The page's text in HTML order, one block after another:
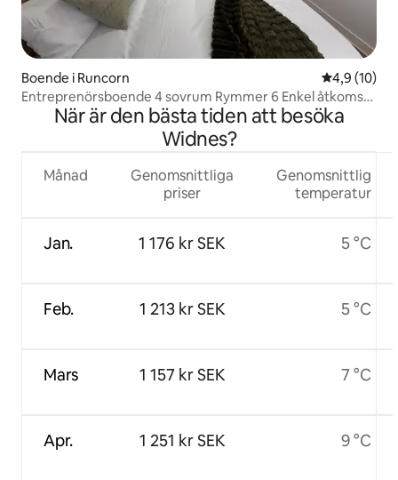
Boende i Runcorn 4,9 av 5 i
4,9 (10)
Entreprenörsboende 4 sovrum Rymmer 6 Enkel åtkomst
och parkering
När är den bästa tiden att besöka
Widnes?
Månad
Jan.
Feb.
Mars
Apr.
Genomsnittliga
priser
1 176 kr SEK
1 213 kr SEK
1 157 kr SEK
1 251 kr SEK
Genomsnittlig
temperatur
5 °C
5 °C
7 °C
9 °C